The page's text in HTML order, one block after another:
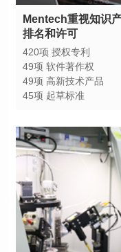
排名和许可
420项 授权专利
49项 软件著作权
49项 高新技术产品
45项 起草标准